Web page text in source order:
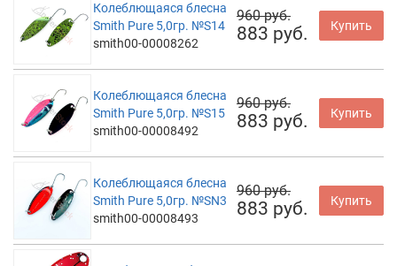
Колеблющаяся блесна
Smith Pure 5,0гр. №S14
smith00-00008262
960 руб.
883 руб. Купить
Колеблющаяся блесна
Smith Pure 5,0гр. №S15
smith00-00008492
960 руб.
883 руб. Купить
Колеблющаяся блесна
Smith Pure 5,0гр. №SN3
smith00-00008493
960 руб.
883 руб. Купить